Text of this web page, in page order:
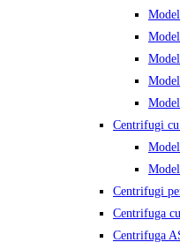
Centrifugi
Centrifugi
Centrifuga
Centrifuga